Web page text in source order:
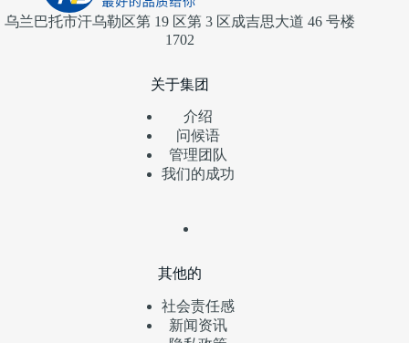
乌兰巴托市汗乌勒区第 19 区第 3 区成吉思大道 46 号楼
1702
关于集团
介绍
问候语
管理团队
我们的成功
其他的
社会责任感
新闻资讯